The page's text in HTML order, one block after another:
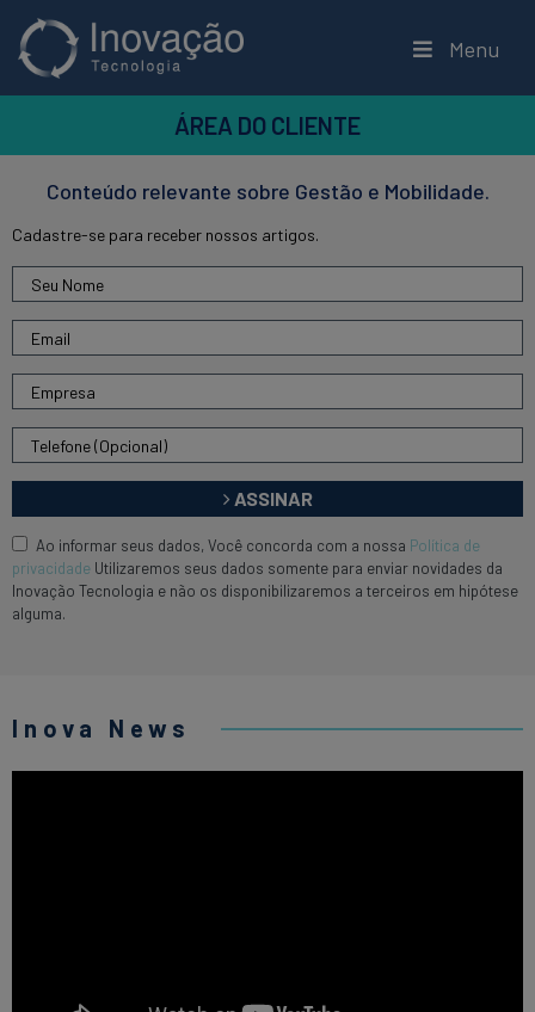
Menu
ÁREA DO CLIENTE
Conteúdo relevante sobre Gestão e Mobilidade.
Cadastre-se para receber nossos artigos.
ASSINAR
Ao informar seus dados, Você concorda com a nossa Política de
privacidade Utilizaremos seus dados somente para enviar novidades da
Inovação Tecnologia e não os disponibilizaremos a terceiros em hipótese
alguma.
Inova News